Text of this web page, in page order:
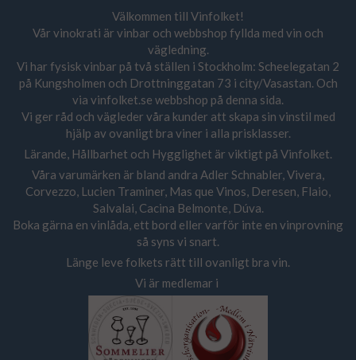
Välkommen till Vinfolket!
Vår vinokrati är vinbar och webbshop fyllda med vin och
vägledning.
Vi har fysisk vinbar på två ställen i Stockholm: Scheelegatan 2
på Kungsholmen och Drottninggatan 73 i city/Vasastan. Och
via vinfolket.se webbshop på denna sida.
Vi ger råd och vägleder våra kunder att skapa sin vinstil med
hjälp av ovanligt bra viner i alla prisklasser.
Lärande, Hållbarhet och Hygglighet är viktigt på Vinfolket.
Våra varumärken är bland andra Adler Schnabler, Vivera,
Corvezzo, Lucien Traminer, Mas que Vinos, Deresen, Flaio,
Salvalai, Cacina Belmonte, Dúva.
Boka gärna en vinlåda, ett bord eller varför inte en vinprovning
så syns vi snart.
Länge leve folkets rätt till ovanligt bra vin.
Vi är medlemar i